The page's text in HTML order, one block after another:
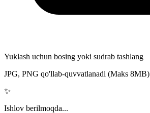
Yuklash uchun bosing yoki sudrab tashlang
JPG, PNG qo'llab-quvvatlanadi (Maks 8MB)
✨
Ishlov berilmoqda...